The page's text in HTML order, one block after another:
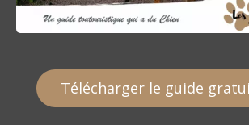
Télécharger le guide